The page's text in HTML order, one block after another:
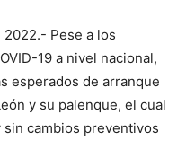
2022.- Pese a los
19 a nivel nacional,
esperados de arranque
y su palenque, el cual
cambios preventivos